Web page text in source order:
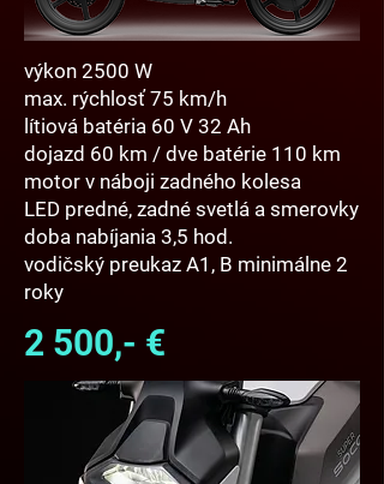
výkon 2500 W
max. rýchlosť 75 km/h
lítiová batéria 60 V 32 Ah
dojazd 60 km / dve batérie 110 km
motor v náboji zadného kolesa
LED predné, zadné svetlá a smerovky
doba nabíjania 3,5 hod.
vodičský preukaz A1, B minimálne 2
roky
2 500,- €